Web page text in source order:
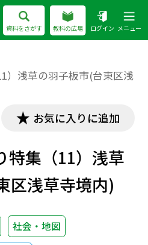
資料をさがす 教科の広場 ログイン メニュー
）浅草の羽子板市(台東区浅
お気に入りに追加
特集（11）浅草
区浅草寺境内)
社会・地図